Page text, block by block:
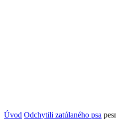
Úvod Odchytili zatúlaného psa